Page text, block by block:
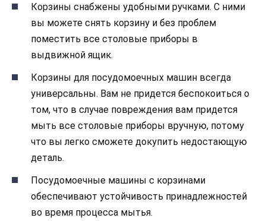
Корзины снабжены удобными ручками. С ними
вы можете снять корзину и без проблем
поместить все столовые приборы в
выдвижной ящик.
Корзины для посудомоечных машин всегда
универсальны. Вам не придется беспокоиться о
том, что в случае повреждения вам придется
мыть все столовые приборы вручную, потому
что вы легко сможете докупить недостающую
деталь.
Посудомоечные машины с корзинами
обеспечивают устойчивость принадлежностей
во время процесса мытья.